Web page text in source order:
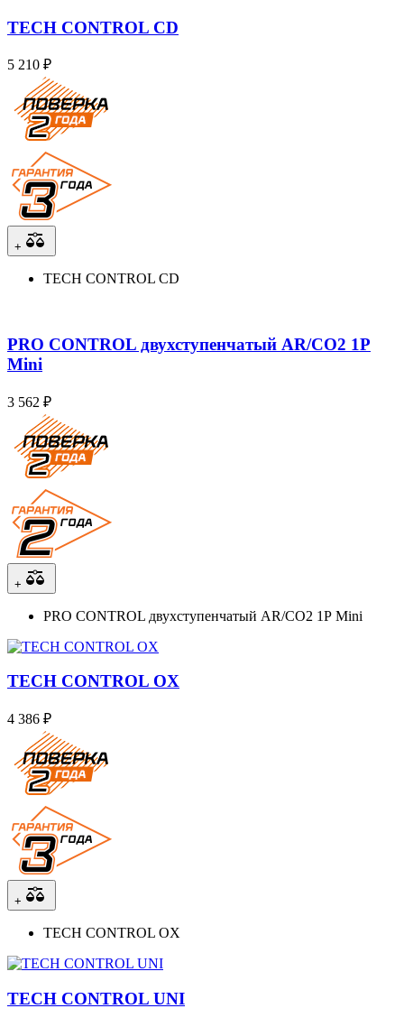
TECH CONTROL CD
5 210 ₽
+
TECH CONTROL CD
PRO CONTROL двухступенчатый AR/CO2 1Р
Mini
3 562 ₽
+
PRO CONTROL двухступенчатый AR/CO2 1Р Mini
TECH CONTROL OX
4 386 ₽
+
TECH CONTROL OX
TECH CONTROL UNI